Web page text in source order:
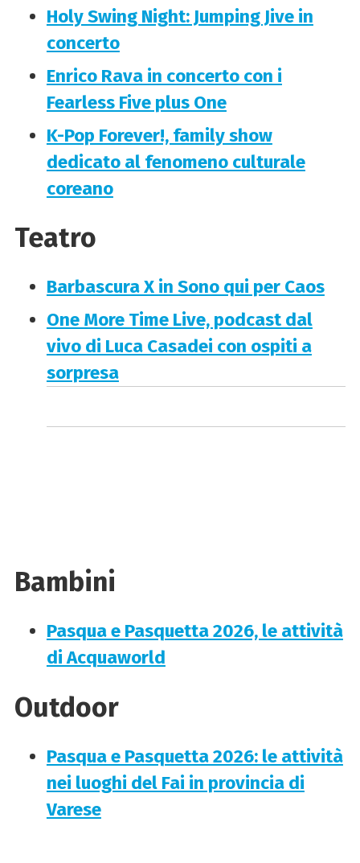
Holy Swing Night: Jumping Jive in
concerto
Enrico Rava in concerto con i
Fearless Five plus One
K-Pop Forever!, family show
dedicato al fenomeno culturale
coreano
Teatro
Barbascura X in Sono qui per Caos
One More Time Live, podcast dal
vivo di Luca Casadei con ospiti a
sorpresa
Bambini
Pasqua e Pasquetta 2026, le attività
di Acquaworld
Outdoor
Pasqua e Pasquetta 2026: le attività
nei luoghi del Fai in provincia di
Varese